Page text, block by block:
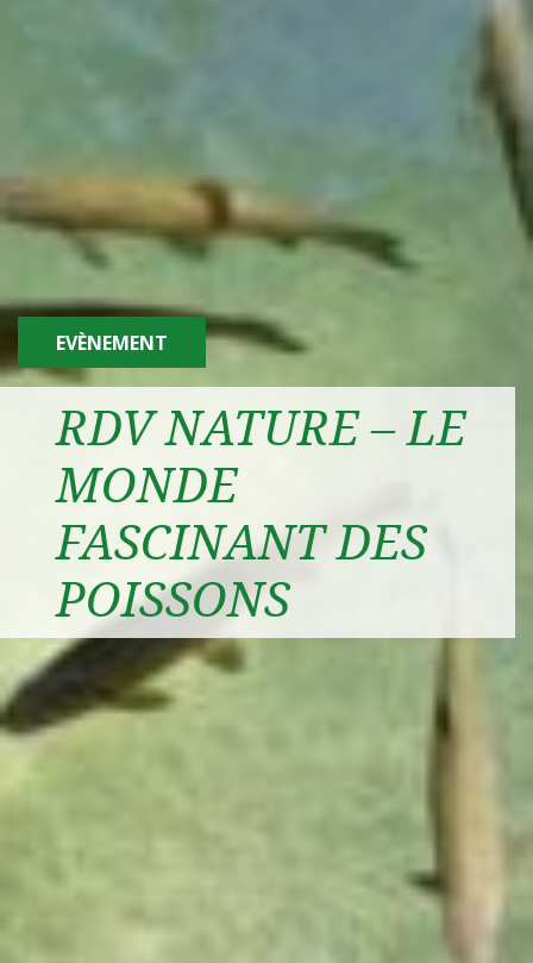
EVÈNEMENT
RDV NATURE – LE
MONDE
FASCINANT DES
POISSONS